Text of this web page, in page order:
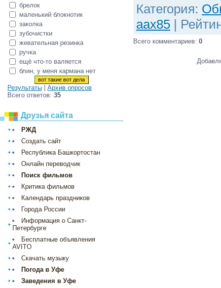
брелок
маленький блокнотик
заколка
зубочистки
жевательная резинка
ручка
ещё что-то валяется
блин, у меня кармана нет
Результаты
Архив опросов
Всего ответов: 35
Друзья сайта
РЖД
Создать сайт
Республика Башкортостан
Онлайн переводчик
Поиск фильмов
Критика фильмов
Календарь праздников
Города России
Информация о Санкт-
Петербурге
Бесплатные объявления
AVITO
Скачать музыку
Погода в Уфе
Заведения в Уфе
Категория:
aax85 |
Всего комментариев: 0